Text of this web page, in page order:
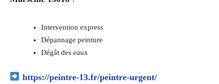
Intervention express
Dépannage peinture
Dégât des eaux
https://peintre-13.fr/peintre-urgent/